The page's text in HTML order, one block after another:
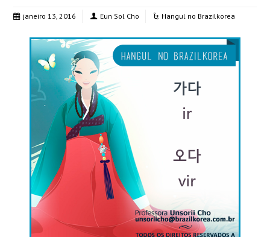
janeiro 13, 2016 Eun Sol Cho Hangul no Brazilkorea